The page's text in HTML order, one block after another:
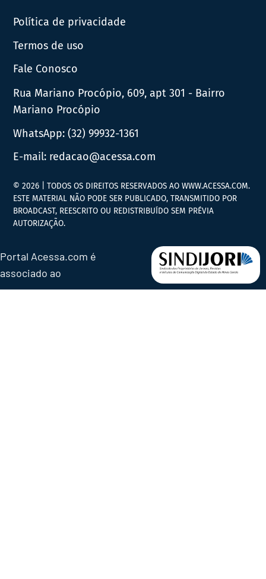
Política de privacidade
Termos de uso
Fale Conosco
Rua Mariano Procópio, 609, apt 301 - Bairro
Mariano Procópio
WhatsApp:(32) 99932-1361
E-mail: redacao@acessa.com
© 2026 | TODOS OS DIREITOS RESERVADOS AO WWW.ACESSA.COM.
ESTE MATERIAL NÃO PODE SER PUBLICADO, TRANSMITIDO POR
BROADCAST, REESCRITO OU REDISTRIBUÍDO SEM PRÉVIA
AUTORIZAÇÃO.
Portal Acessa.com é
associado ao